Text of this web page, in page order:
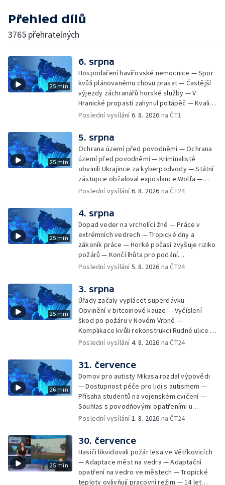
Přehled dílů
3765 přehratelných
25 min
6. srpna
Hospodaření havířovské nemocnice — Spor
kvůli plánovanému chovu prasat — Častější
výjezdy záchranářů horské služby — V
Hranické propasti zahynul potápěč — Kvalita
vody ke koupání — Zavlažování zeleniny v
Kempování v horkém počasí — Výběr ze
sociálních sítí Události Ostrava — Zkoumání
horka na zastávkách MHD — Promítání filmu
Odyssea z 35 mm pásu
Poslední vysílání6. 8. 2026 na ČT1
25 min
5. srpna
Ochrana území před povodněmi — Ochrana
území před povodněmi — Kriminalisté
obvinili Ukrajince za kyberpodvody — Státní
zástupce obžaloval exposlance Wolfa —
Péče o hospodářská zvířata ve vedrech —
depozitu Vlastivědného muzea Olomouc —
Zakládání nových dětských skupin — Výběr
ze sociálních sítí Události Ostrava — Tresty
pro fotbalisty za korupci — Po stopách
Gebharda Blüchera
Poslední vysílání6. 8. 2026 na ČT24
25 min
4. srpna
Dopad veder na vrcholící žně — Práce v
extrémních vedrech — Tropické dny a
zákoník práce — Horké počasí zvyšuje riziko
požárů — Končí lhůta pro podání
kandidátních listin — Končí lhůta pro podání
rozsudek v lihové kauze — Výročí
zavraždění Václava III. v Olomouci — Těžba
unikátní rašeliny pro lázně v Karlově
Studánce — Výběr ze sociálních sítí ČT —
Nový program pro léčbu obezity —
Olomoucké (nejen) shakespearovské léto
Poslední vysílání5. 8. 2026 na ČT24
25 min
3. srpna
Úřady začaly vyplácet superdávku —
Obvinění v bitcoinové kauze — Vyčíslení
škod po požáru v Novém Vrbně —
Komplikace kvůli rekonstrukci Rudné ulice —
Nárůst zájmu o klimatizace — Výluka vlaků
Protipovodňová opatření v Troubkách —
Zájem o bydlení na vysokoškolskýc kolejích
— Vrcholí sklizeň levandulí
Poslední vysílání4. 8. 2026 na ČT24
26 min
31. července
Domov pro autisty Mikasa rozdal výpovědi
— Dostupnost péče pro lidi s autismem —
Přísaha studentů na vojenském cvičení —
Souhlas s povodňovými opatřeními u
Troubek — Opravy Rudné omezí dopravu —
počasí na následující dny — Vedra táhnou na
chladnější místa — Hasiči lokalizovali požár
lesa na Opavsku — Požáry zemědělské
techniky na Olomoucku — Dva roky od
požáru škol v Českém Těšíně — Výstava
Poslední vysílání1. 8. 2026 na ČT24
25 min
30. července
Hasiči likvidovali požár lesa ve Větřkovicích
— Adaptace měst na vedra — Adaptační
opatření na vedro ve městech — Tropické
teploty ovlivňují pracovní režim — 14 let